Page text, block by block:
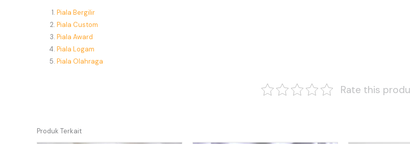
Piala Bergilir
Piala Custom
Piala Award
Piala Logam
Piala Olahraga
Rate this
Produk Terkait